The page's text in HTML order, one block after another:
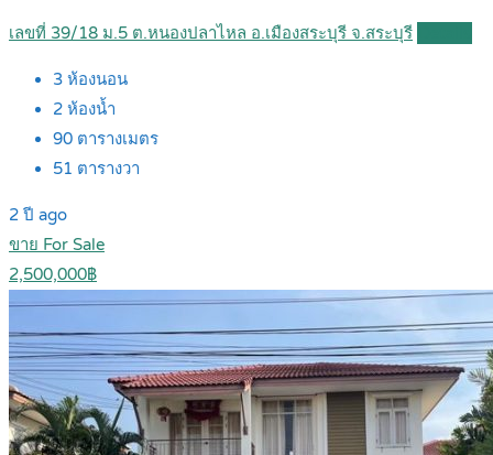
เลขที่ 39/18 ม.5 ต.หนองปลาไหล อ.เมืองสระบุรี จ.สระบุรี
3 ห้องนอน
2 ห้องน้ำ
90 ตารางเมตร
51 ตารางวา
2 ปี ago
ขาย For Sale
2,500,000฿